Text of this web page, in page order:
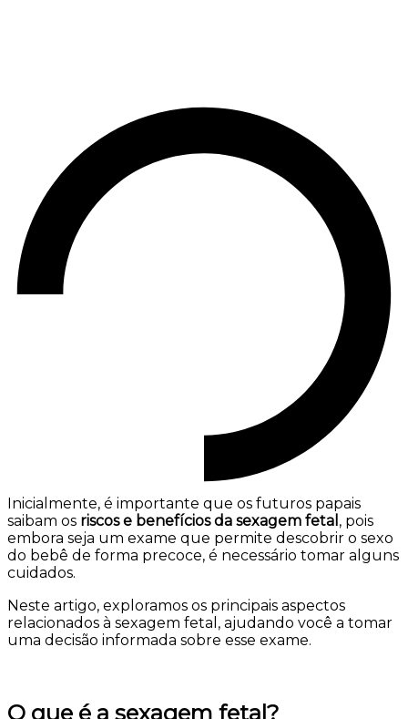
Inicialmente, é importante que os futuros papais
saibam os riscos e benefícios da sexagem fetal , pois
embora seja um exame que permite descobrir o sexo
do bebê de forma precoce, é necessário tomar alguns
cuidados.
Neste artigo, exploramos os principais aspectos
relacionados à sexagem fetal, ajudando você a tomar
uma decisão informada sobre esse exame.
O que é a sexagem fetal?